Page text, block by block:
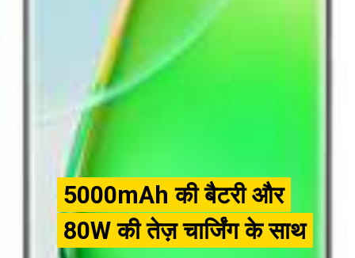
5000mAh की बैटरी और
80W की तेज़ चार्जिंग के साथ
5000mAh की बैटरी और
80W की तेज़ चार्जिंग के साथ